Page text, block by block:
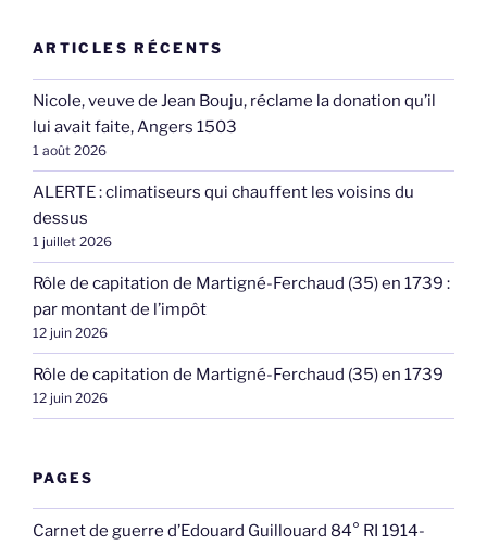
ARTICLES RÉCENTS
Nicole, veuve de Jean Bouju, réclame la donation qu’il
lui avait faite, Angers 1503
1 août 2026
ALERTE : climatiseurs qui chauffent les voisins du
dessus
1 juillet 2026
Rôle de capitation de Martigné-Ferchaud (35) en 1739 :
par montant de l’impôt
12 juin 2026
Rôle de capitation de Martigné-Ferchaud (35) en 1739
12 juin 2026
PAGES
Carnet de guerre d’Edouard Guillouard 84° RI 1914-